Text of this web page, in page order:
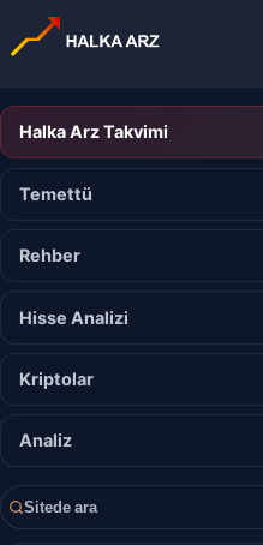
Halka Arz Takvimi
Temettü
Rehber
Hisse Analizi
Kriptolar
Analiz
Sitede ara